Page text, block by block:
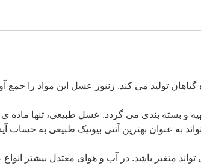
تولید می کند. زنبور عسل این مواد را جمع
بسته بندی می گردد. عسل طبیعی، تنها ماده‌
متغیر باشد. در آب و هوای معتدل بیشتر